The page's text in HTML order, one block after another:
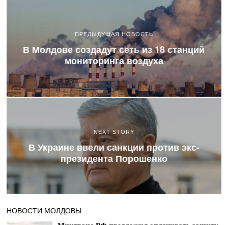
ПРЕДЫДУЩАЯ НОВОСТЬ
В Молдове создадут сеть из 18 станций
мониторинга воздуха
NEXT STORY
В Украине ввели санкции против экс-
президента Порошенко
НОВОСТИ МОЛДОВЫ